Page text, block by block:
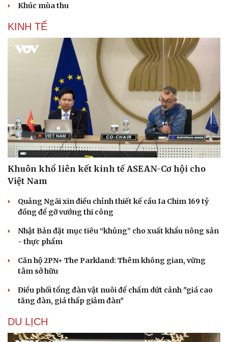
Dinh dưỡng - món ngon
Cây thuốc
Nhi khoa
Nam khoa
Nhà đẹp
Khúc mùa thu
KINH TẾ
Khuôn khổ liên kết kinh tế ASEAN-Cơ hội cho
Việt Nam
Quảng Ngãi xin điều chỉnh thiết kế cầu Ia Chim 169 tỷ
đồng để gỡ vướng thi công
Nhật Bản đặt mục tiêu “khủng” cho xuất khẩu nông sản
- thực phẩm
Căn hộ 2PN+ The Parkland: Thêm không gian, vững
tâm sở hữu
Điều phối tổng đàn vật nuôi để chấm dứt cảnh "giá cao
tăng đàn, giá thấp giảm đàn"
DU LỊCH